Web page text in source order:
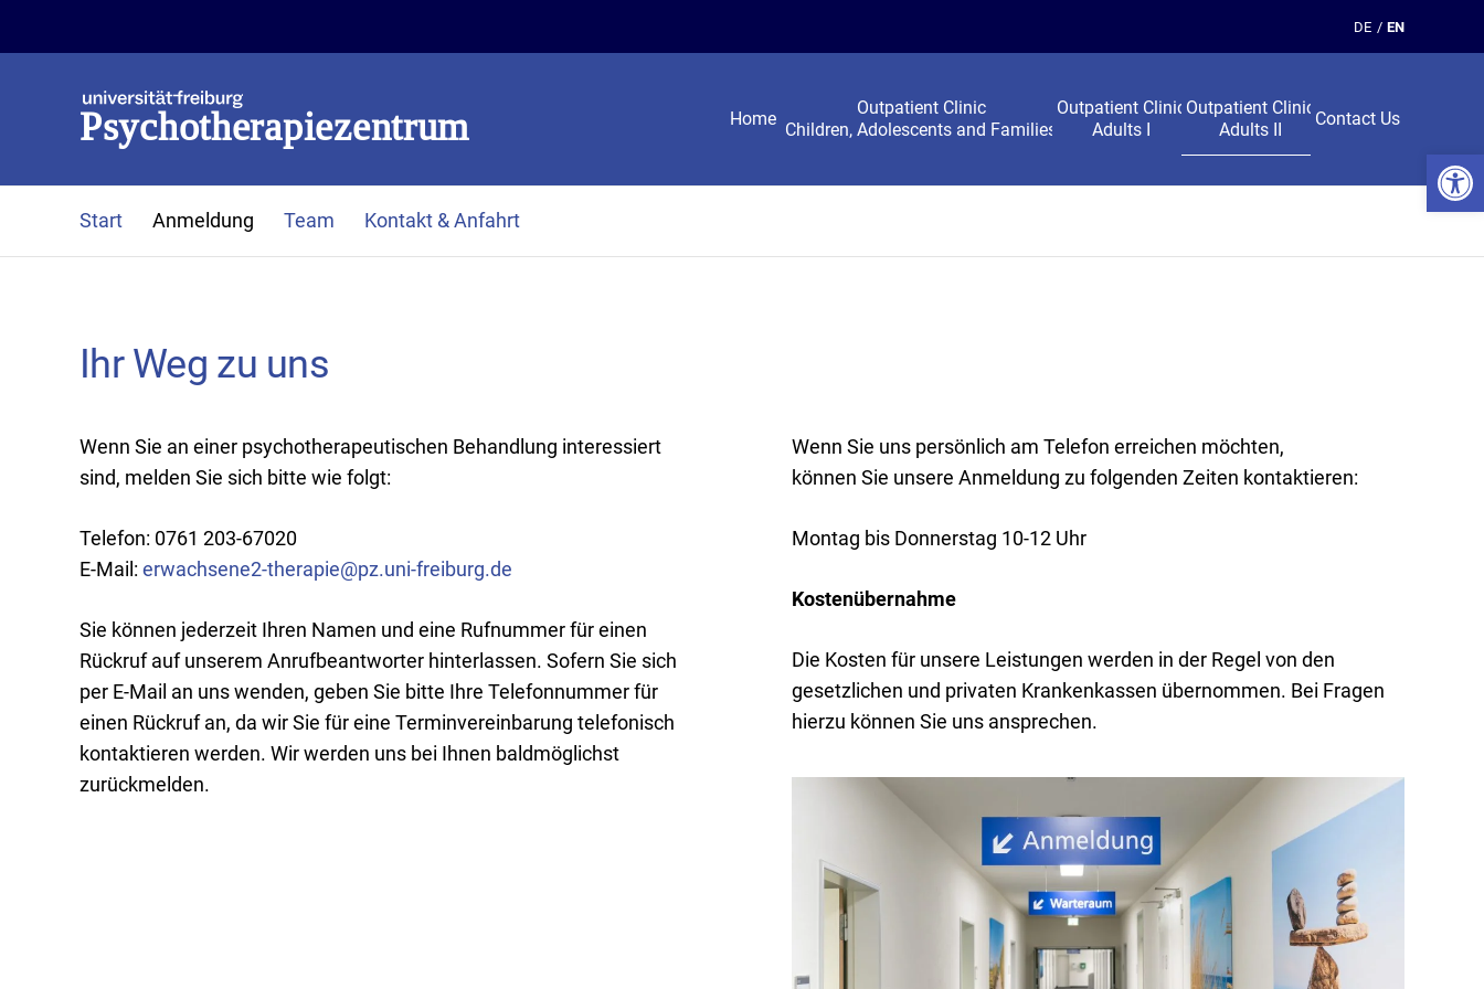
DE EN
Psychotherapiezentrum Home
Outpatient Clinic
Children, Adolescents and Families
Outpatient Clinic
Adults I
Outpatient Clinic
Adults II
Contact Us
Start Anmeldung Team Kontakt & Anfahrt
Ihr Weg zu uns
Wenn Sie an einer psychotherapeutischen Behandlung interessiert
sind, melden Sie sich bitte wie folgt:
Telefon: 0761 203-67020
E-Mail: erwachsene2-therapie@pz.uni-freiburg.de
Sie können jederzeit Ihren Namen und eine Rufnummer für einen
Rückruf auf unserem Anrufbeantworter hinterlassen. Sofern Sie sich
per E-Mail an uns wenden, geben Sie bitte Ihre Telefonnummer für
einen Rückruf an, da wir Sie für eine Terminvereinbarung telefonisch
kontaktieren werden. Wir werden uns bei Ihnen baldmöglichst
zurückmelden.
Wenn Sie uns persönlich am Telefon erreichen möchten,
können Sie unsere Anmeldung zu folgenden Zeiten kontaktieren:
Montag bis Donnerstag 10-12 Uhr
Kostenübernahme
Die Kosten für unsere Leistungen werden in der Regel von den
gesetzlichen und privaten Krankenkassen übernommen. Bei Fragen
hierzu können Sie uns ansprechen.